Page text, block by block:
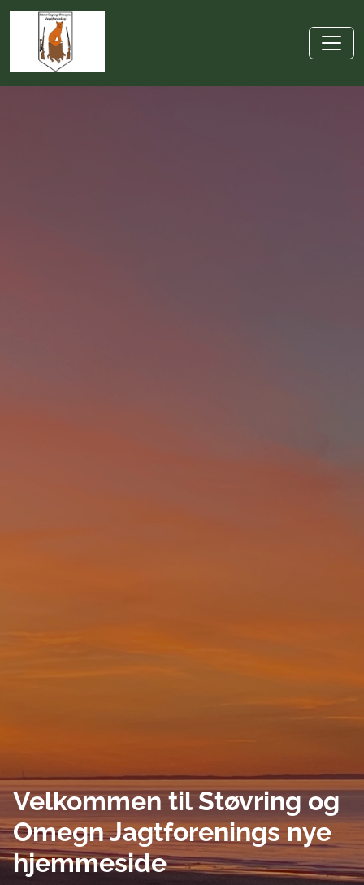
Velkommen til Støvring og
Omegn Jagtforenings nye
hjemmeside